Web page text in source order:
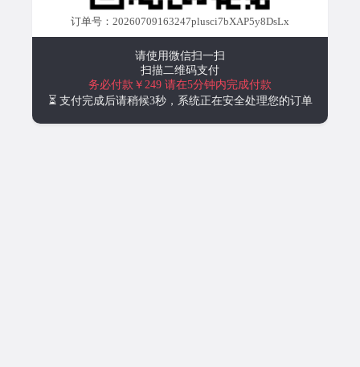
订单号：20260709163247plusci7bXAP5y8DsLx
请使用微信扫一扫
扫描二维码支付
务必付款￥249 请在5分钟内完成付款
⏳ 支付完成后请稍候3秒，系统正在安全处理您的订单